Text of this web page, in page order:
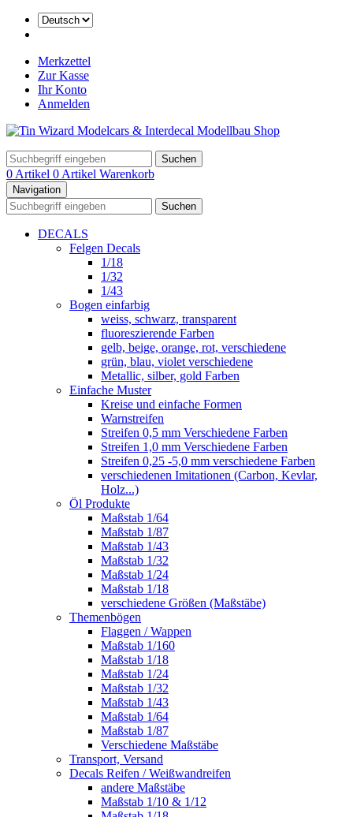
Merkzettel
Zur Kasse
Ihr Konto
Anmelden
Suchen
0 Artikel 0 Artikel Warenkorb
Navigation
Suchen
DECALS
Felgen Decals
1/18
1/32
1/43
Bogen einfarbig
weiss, schwarz, transparent
fluoreszierende Farben
gelb, beige, orange, rot, verschiedene
grün, blau, violet verschiedene
Metallic, silber, gold Farben
Einfache Muster
Kreise und einfache Formen
Warnstreifen
Streifen 0,5 mm Verschiedene Farben
Streifen 1,0 mm Verschiedene Farben
Streifen 0,25 -5,0 mm verschiedene Farben
verschiedenen Imitationen (Carbon, Kevlar,
Holz...)
Öl Produkte
Maßstab 1/64
Maßstab 1/87
Maßstab 1/43
Maßstab 1/32
Maßstab 1/24
Maßstab 1/18
verschiedene Größen (Maßstäbe)
Themenbögen
Flaggen / Wappen
Maßstab 1/160
Maßstab 1/18
Maßstab 1/24
Maßstab 1/32
Maßstab 1/43
Maßstab 1/64
Maßstab 1/87
Verschiedene Maßstäbe
Transport, Versand
Decals Reifen / Weißwandreifen
andere Maßstäbe
Maßstab 1/10 & 1/12